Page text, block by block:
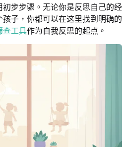
步步骤。无论你是反思自己的经
子，你都可以在这里找到明确的
查工具作为自我反思的起点。